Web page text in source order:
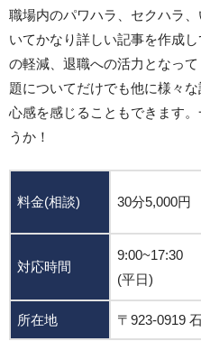
職場内のパワハラ、セクハラ
いてかなり詳しい記事を作成
の軽減、退職への活力となっ
題についてだけでも他に様々
心感を感じることもできます
うか！
料金(相談) 30分5,000円
対応時間
9:00~17:30
(平日)
所在地 〒923-0919